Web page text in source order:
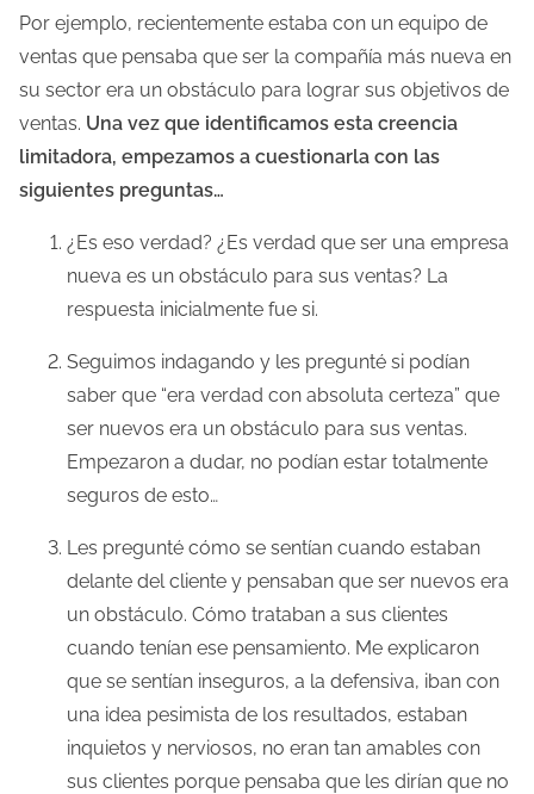
Por ejemplo, recientemente estaba con un equipo de
ventas que pensaba que ser la compañía más nueva en
su sector era un obstáculo para lograr sus objetivos de
ventas. Una vez que identificamos esta creencia
limitadora, empezamos a cuestionarla con las
siguientes preguntas…
¿Es eso verdad? ¿Es verdad que ser una empresa
nueva es un obstáculo para sus ventas? La
respuesta inicialmente fue si.
Seguimos indagando y les pregunté si podían
saber que “era verdad con absoluta certeza” que
ser nuevos era un obstáculo para sus ventas.
Empezaron a dudar, no podían estar totalmente
seguros de esto…
Les pregunté cómo se sentían cuando estaban
delante del cliente y pensaban que ser nuevos era
un obstáculo. Cómo trataban a sus clientes
cuando tenían ese pensamiento. Me explicaron
que se sentían inseguros, a la defensiva, iban con
una idea pesimista de los resultados, estaban
inquietos y nerviosos, no eran tan amables con
sus clientes porque pensaba que les dirían que no